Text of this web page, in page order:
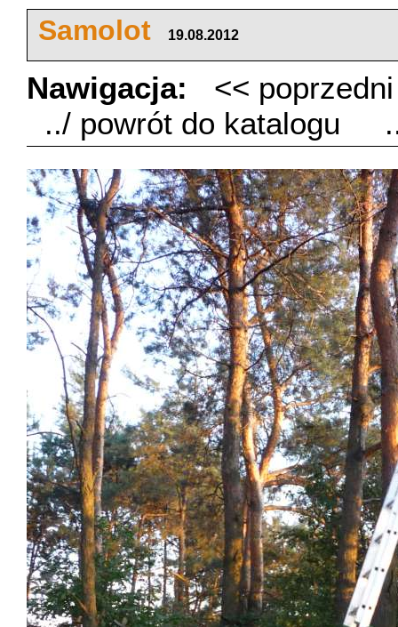
Samolot 19.08.2012
Nawigacja:
<<
../ powrót do katalogu